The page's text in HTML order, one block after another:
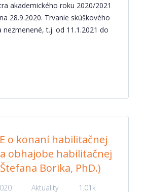
akademického roku 2020/2021
28.9.2020. Trvanie skúškového
t.j. od 11.1.2021 do
o konaní habilitačnej
obhajobe habilitačnej
Borika, PhD.)
Aktuality
1.01k